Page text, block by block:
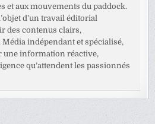
et aux mouvements du paddock.
d’un travail éditorial
des contenus clairs,
indépendant et spécialisé,
une information réactive,
qu’attendent les passionnés